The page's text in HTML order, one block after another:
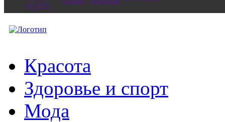
Красота
Здоровье и спорт
Мода